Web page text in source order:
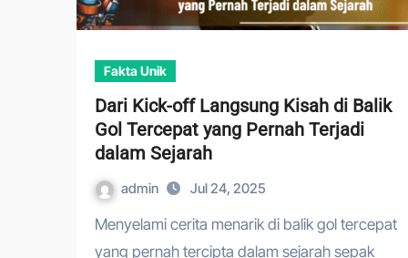
Fakta Unik
Dari Kick-off Langsung Kisah di Balik
Gol Tercepat yang Pernah Terjadi
dalam Sejarah
admin Jul 24, 2025
Menyelami cerita menarik di balik gol tercepat
yang pernah tercipta dalam sejarah sepak